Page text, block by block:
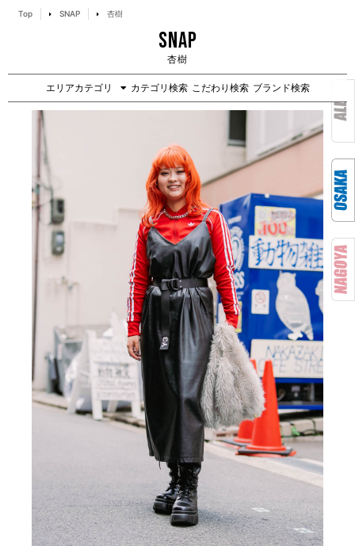
Top SNAP 杏樹
SNAP
杏樹
エリアカテゴリ カテゴリ検索 こだわり検索 ブランド検索